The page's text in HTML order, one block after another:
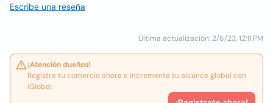
Escribe una reseña
Última actualización: 2/6/23, 12:11 PM
¡Atención dueños!
Registra tu comercio ahora e incrementa tu alcance global con
iGlobal.